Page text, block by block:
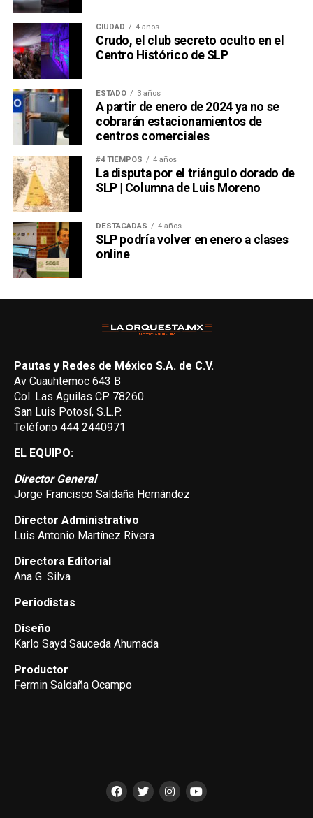
CIUDAD 4 años
Crudo, el club secreto oculto en el
Centro Histórico de SLP
ESTADO 3 años
A partir de enero de 2024 ya no se
cobrarán estacionamientos de
centros comerciales
#4 TIEMPOS 4 años
La disputa por el triángulo dorado de
SLP | Columna de Luis Moreno
DESTACADAS 4 años
SLP podría volver en enero a clases
online
Pautas y Redes de México S.A. de C.V.
Av Cuauhtemoc 643 B
Col. Las Aguilas CP 78260
San Luis Potosí, S.L.P.
Teléfono 444 2440971
EL EQUIPO:
Director General
Jorge Francisco Saldaña Hernández
Director Administrativo
Luis Antonio Martínez Rivera
Directora Editorial
Ana G. Silva
Periodistas
Diseño
Karlo Sayd Sauceda Ahumada
Productor
Fermin Saldaña Ocampo